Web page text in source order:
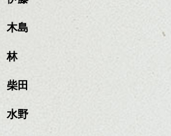
木島
林
柴田
水野